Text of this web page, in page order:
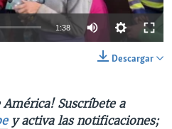
1:38
Descargar
América! Suscríbete a
y activa las notificaciones;